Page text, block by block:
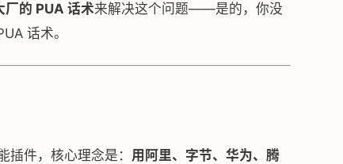
厂的 PUA 话术来解决这个问题——是的，你没
话术。
件，核心理念是： 用阿里、字节、华为、腾